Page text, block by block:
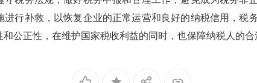
进行补救，以恢复企业的正常运营和良好的纳税信用，税
公正性，在维护国家税收利益的同时，也保障纳税人的合